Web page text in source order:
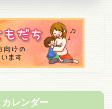
レンダー